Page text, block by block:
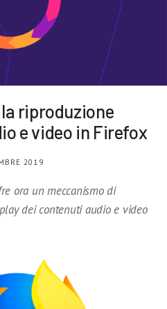
riproduzione
e video in Firefox
2019
ora un meccanismo di
dei contenuti audio e video